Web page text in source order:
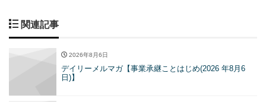
関連記事
2026年8月6日
デイリーメルマガ【事業承継ことはじめ(2026 年8月6
日)】